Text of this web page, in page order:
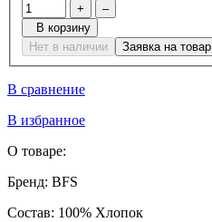
+
–
В корзину
Нет в наличии
Заявка на товар
В сравнение
В избранное
О товаре:
Бренд: BFS
Состав: 100% Хлопок